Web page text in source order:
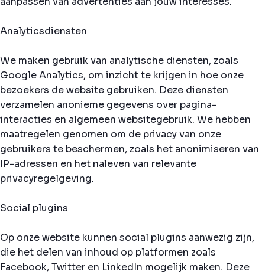
Analyticsdiensten
We maken gebruik van analytische diensten, zoals
Google Analytics, om inzicht te krijgen in hoe onze
bezoekers de website gebruiken. Deze diensten
verzamelen anonieme gegevens over pagina-
interacties en algemeen websitegebruik. We hebben
maatregelen genomen om de privacy van onze
gebruikers te beschermen, zoals het anonimiseren van
IP-adressen en het naleven van relevante
privacyregelgeving.
Social plugins
Op onze website kunnen social plugins aanwezig zijn,
die het delen van inhoud op platformen zoals
Facebook, Twitter en LinkedIn mogelijk maken. Deze